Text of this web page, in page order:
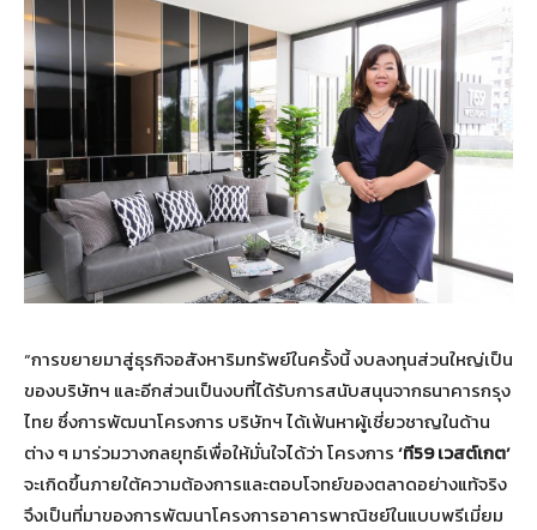
“การขยายมาสู่ธุรกิจอสังหาริมทรัพย์ในครั้งนี้ งบลงทุนส่วนใหญ่เป็น
ของบริษัทฯ และอีกส่วนเป็นงบที่ได้รับการสนับสนุนจากธนาคารกรุง
ไทย ซึ่งการพัฒนาโครงการ บริษัทฯ ได้เฟ้นหาผู้เชี่ยวชาญในด้าน
ต่าง ๆ มาร่วมวางกลยุทธ์เพื่อให้มั่นใจได้ว่า โครงการ‘ที59 เวสต์เกต’
จะเกิดขึ้นภายใต้ความต้องการและตอบโจทย์ของตลาดอย่างแท้จริง
จึงเป็นที่มาของการพัฒนาโครงการอาคารพาณิชย์ในแบบพรีเมี่ยม